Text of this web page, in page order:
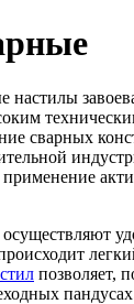
настилы
сварных
позволяет,